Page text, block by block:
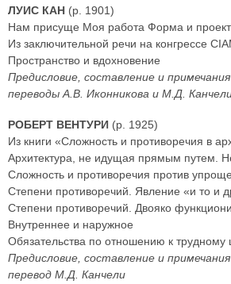
ЛУИС КАН (р. 1901)
Нам присуще Моя работа Форма и проект
Из заключительной речи на конгрессе
Пространство и вдохновение
Предисловие, составление и
переводы А.В. Иконникова и М.Д.
РОБЕРТ ВЕНТУРИ (р. 1925)
Из книги «Сложность и противоречия в
Архитектура, не идущая прямым путем.
Сложность и противоречия против
Степени противоречий. Явление «и то и
Степени противоречий. Двояко
Внутреннее и наружное
Обязательства по отношению к трудному
Предисловие, составление и
перевод М.Д. Канчели